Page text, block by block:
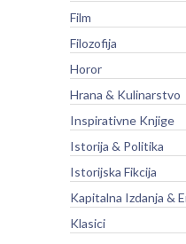
Film
Filozofija
Horor
Hrana & Kulinarstvo
Inspirativne Knjige
Istorija & Politika
Istorijska Fikcija
Kapitalna Izdanja &
Klasici